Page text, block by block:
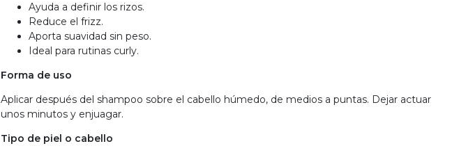
Ayuda a definir los rizos.
Reduce el frizz.
Aporta suavidad sin peso.
Ideal para rutinas curly.
Forma de uso
Aplicar después del shampoo sobre el cabello húmedo, de medios a puntas. Dejar actuar
unos minutos y enjuagar.
Tipo de piel o cabello